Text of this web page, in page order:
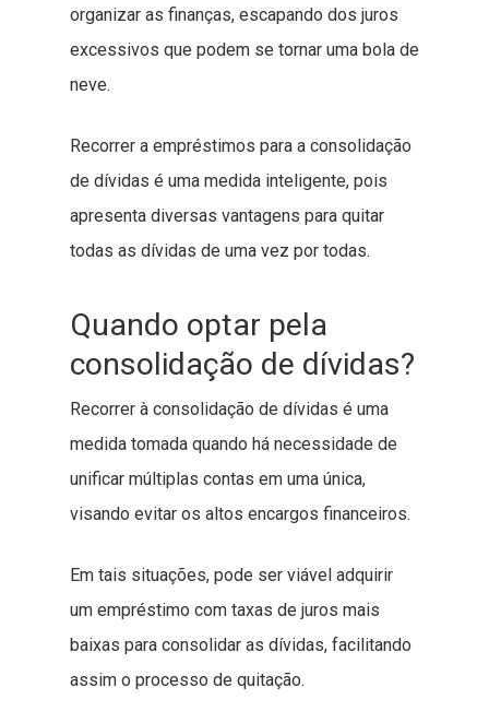
organizar as finanças, escapando dos juros
excessivos que podem se tornar uma bola de
neve.
Recorrer a empréstimos para a consolidação
de dívidas é uma medida inteligente, pois
apresenta diversas vantagens para quitar
todas as dívidas de uma vez por todas.
Quando optar pela
consolidação de dívidas?
Recorrer à consolidação de dívidas é uma
medida tomada quando há necessidade de
unificar múltiplas contas em uma única,
visando evitar os altos encargos financeiros.
Em tais situações, pode ser viável adquirir
um empréstimo com taxas de juros mais
baixas para consolidar as dívidas, facilitando
assim o processo de quitação.